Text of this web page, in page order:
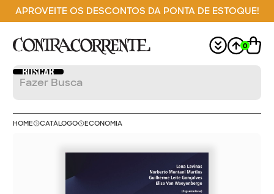
APROVEITE OS DESCONTOS DA PONTA DE ESTOQUE!
0
HOME CATÁLOGO ECONOMIA
PREÇO DE CAPA DO R$ 180,00